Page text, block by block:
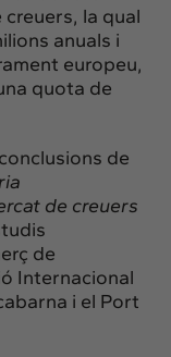
la qual
anuals i
europeu,
quota de
de
de creuers
de
Internacional
i el Port